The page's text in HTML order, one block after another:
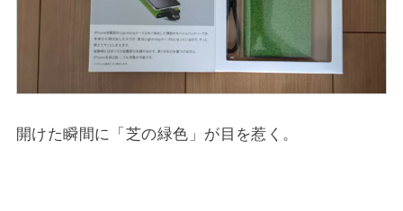
開けた瞬間に「芝の緑色」が目を惹く。